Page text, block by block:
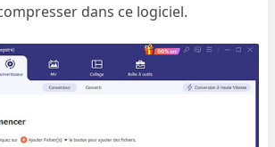
dans ce logiciel.